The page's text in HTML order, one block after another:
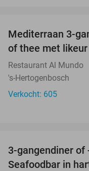
Mediterraan 3-
of thee met
Restaurant Al Mundo
's-Hertogenbosch
Verkocht: 605
3-gangendiner of
Seafoodbar in